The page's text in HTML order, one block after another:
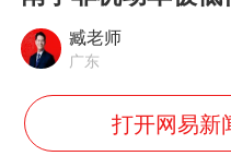
猫
臧老师
广东
打开网易新